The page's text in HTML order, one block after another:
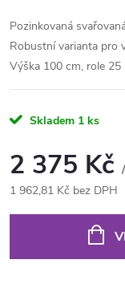
Pozinkovaná
Robustní varianta pro
Výška 100 cm, role 25
Skladem 1 ks
2 375 Kč
1 962,81 Kč bez DPH